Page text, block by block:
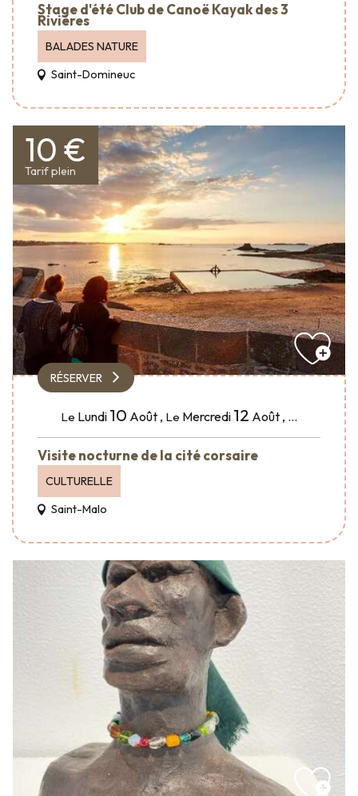
Stage d'été Club de Canoë Kayak des 3
Rivières
BALADES NATURE
Saint-Domineuc
10 €
Tarif plein
RÉSERVER
Le Lundi 10 Août , Le Mercredi 12 Août , ...
Visite nocturne de la cité corsaire
CULTURELLE
Saint-Malo